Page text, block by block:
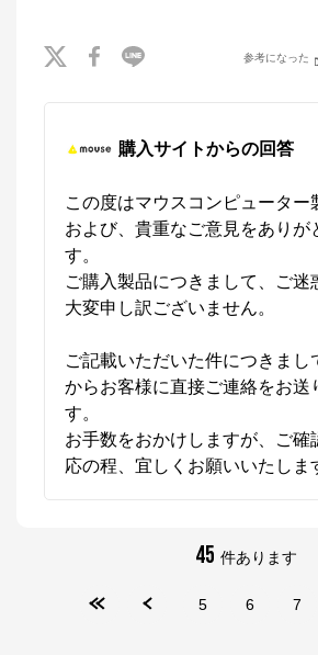
参考になった
購入サイトからの回答
この度はマウスコンピューター
および、貴重なご意見をありが
す。
ご購入製品につきまして、ご迷
大変申し訳ございません。
ご記載いただいた件につきまし
からお客様に直接ご連絡をお送
す。
お手数をおかけしますが、ご確
応の程、宜しくお願いいたしま
45 件あります
5 6 7
マウスコンピューター[公式]か
算に沿って、自由にカスタマイズした
Order）パソコンをご提供する、国内
メーカーです。
く）」「24時間×365日電話サポート」
休日や深夜でも専門国内スタッフが皆
たします。